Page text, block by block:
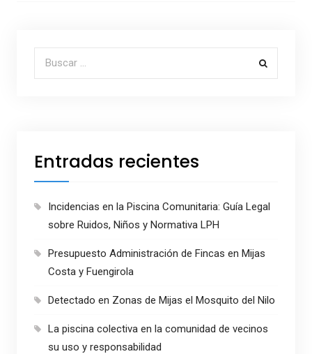
Buscar por:
Entradas recientes
Incidencias en la Piscina Comunitaria: Guía Legal
sobre Ruidos, Niños y Normativa LPH
Presupuesto Administración de Fincas en Mijas
Costa y Fuengirola
Detectado en Zonas de Mijas el Mosquito del Nilo
La piscina colectiva en la comunidad de vecinos
su uso y responsabilidad